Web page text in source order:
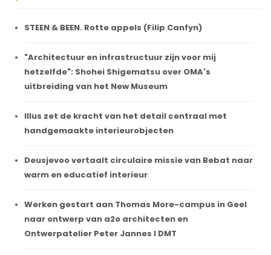
STEEN & BEEN. Rotte appels (Filip Canfyn)
"Architectuur en infrastructuur zijn voor mij
hetzelfde": Shohei Shigematsu over OMA's
uitbreiding van het New Museum
Illus zet de kracht van het detail centraal met
handgemaakte interieurobjecten
Deusjevoo vertaalt circulaire missie van Bebat naar
warm en educatief interieur
Werken gestart aan Thomas More-campus in Geel
naar ontwerp van a2o architecten en
Ontwerpatelier Peter Jannes I DMT